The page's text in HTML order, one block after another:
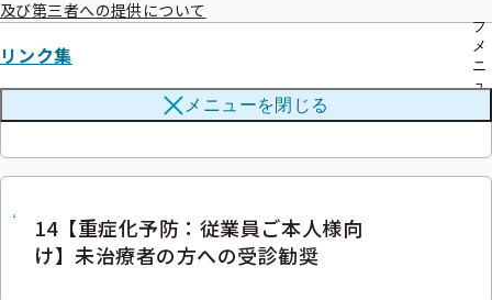
ブ
メ
ニ
ュ
及び第三者への提供について
リンク集
メニューを閉じる
13【外部委託】外部委託先情報
14【重症化予防：従業員ご本人様向
け】未治療者の方への受診勧奨